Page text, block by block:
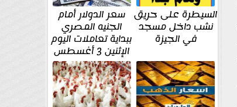
السيطرة على حريق
نشب داخل مسجد
في الجيزة
سعر الدولار أمام
الجنيه المصري
ببداية تعاملات اليوم
الإثنين 3 أغسطس